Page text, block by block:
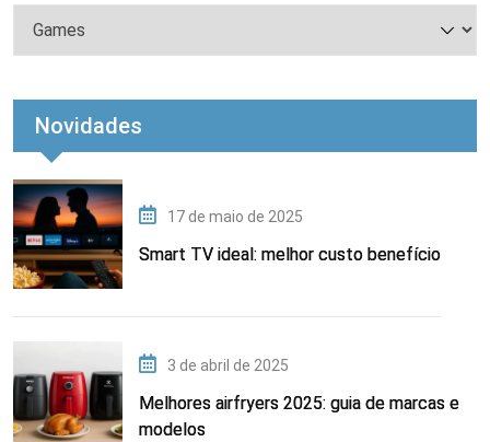
Novidades
17 de maio de 2025
Smart TV ideal: melhor custo benefício
3 de abril de 2025
Melhores airfryers 2025: guia de marcas e
modelos